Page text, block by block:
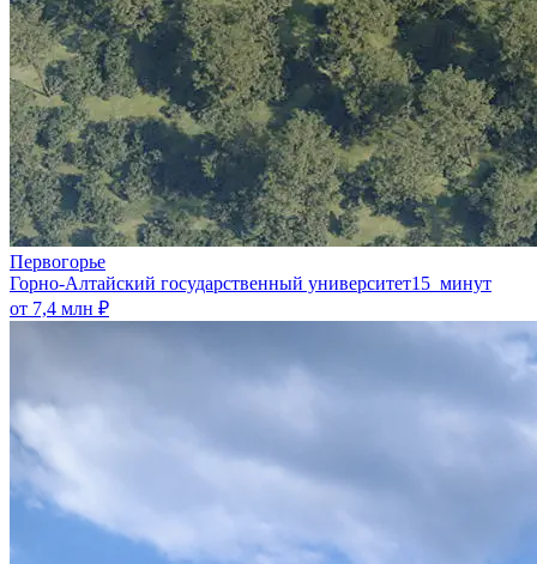
Первогорье
Горно-Алтайский государственный университет15 минут
от 7,4 млн ₽